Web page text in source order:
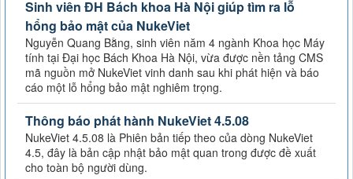
Sinh viên ĐH Bách khoa Hà Nội giúp tìm ra lỗ
hổng bảo mật của NukeViet
Nguyễn Quang Bằng, sinh viên năm 4 ngành Khoa học Máy
tính tại Đại học Bách Khoa Hà Nội, vừa được nền tảng CMS
mã nguồn mở NukeViet vinh danh sau khi phát hiện và báo
cáo một lỗ hổng bảo mật nghiêm trọng.
Thông báo phát hành NukeViet 4.5.08
NukeViet 4.5.08 là Phiên bản tiếp theo của dòng NukeViet
4.5, đây là bản cập nhật bảo mật quan trong được đề xuất
cho toàn bộ người dùng.